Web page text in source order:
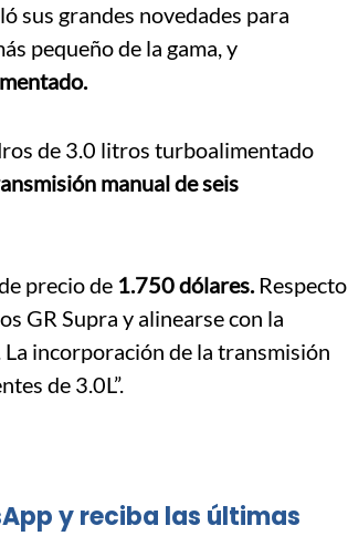
sus grandes novedades para
pequeño de la gama, y
de 3.0 litros turboalimentado
manual de seis
precio de 1.750 dólares.Respecto
GR Supra y alinearse con la
incorporación de la transmisión
de 3.0L”.
y reciba las últimas